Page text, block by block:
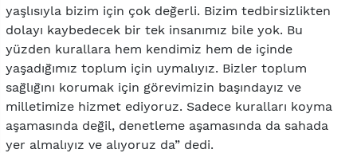
yaşlısıyla bizim için çok değerli. Bizim tedbirsizlikten
dolayı kaybedecek bir tek insanımız bile yok. Bu
yüzden kurallara hem kendimiz hem de içinde
yaşadığımız toplum için uymalıyız. Bizler toplum
sağlığını korumak için görevimizin başındayız ve
milletimize hizmet ediyoruz. Sadece kuralları koyma
aşamasında değil, denetleme aşamasında da sahada
yer almalıyız ve alıyoruz da” dedi.